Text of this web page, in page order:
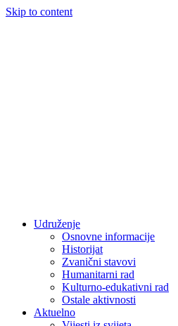
Skip to content
Udruženje
Osnovne informacije
Historijat
Zvanični stavovi
Humanitarni rad
Kulturno-edukativni rad
Ostale aktivnosti
Aktuelno